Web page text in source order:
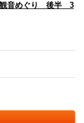
観音めぐり 後半 3